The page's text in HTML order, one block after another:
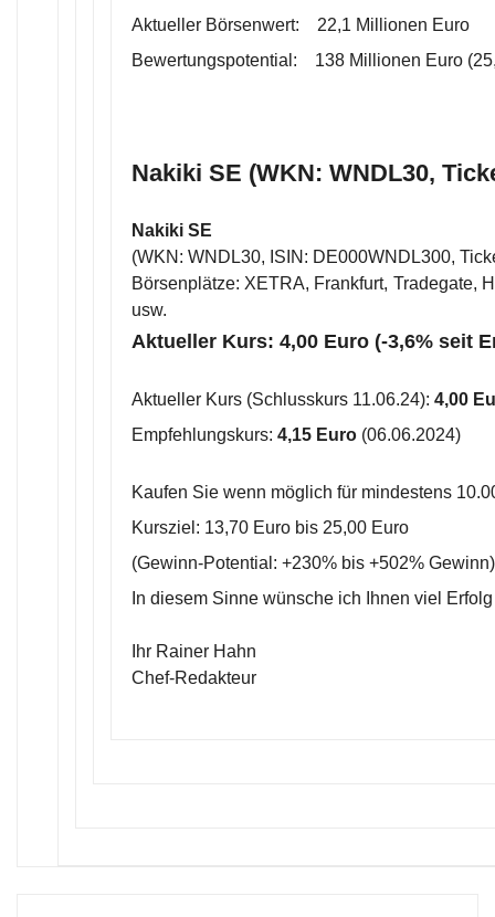
Aktueller Börsenwert: 22,1 Millionen Euro
Bewertungspotential: 138 Millionen Euro
Nakiki SE (WKN: WNDL30,
Nakiki SE
(WKN: WNDL30, ISIN: DE000WNDL300,
Börsenplätze: XETRA, Frankfurt, Tradegate,
usw.
Aktueller Kurs: 4,00 Euro (-3,6% seit
Aktueller Kurs (Schlusskurs 11.06.24): 4,00
Empfehlungskurs: 4,15 Euro (06.06.2024)
Kaufen Sie wenn möglich für mindestens
Kursziel: 13,70 Euro bis 25,00 Euro
(Gewinn-Potential: +230% bis +502% Gewinn)
In diesem Sinne wünsche ich Ihnen viel
Ihr Rainer Hahn
Chef-Redakteur